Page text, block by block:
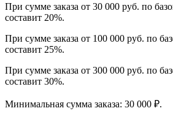
При сумме заказа от 30 000 руб. по
составит 20%.
При сумме заказа от 100 000 руб. по
составит 25%.
При сумме заказа от 300 000 руб. по
составит 30%.
Минимальная сумма заказа: 30 000 ₽.